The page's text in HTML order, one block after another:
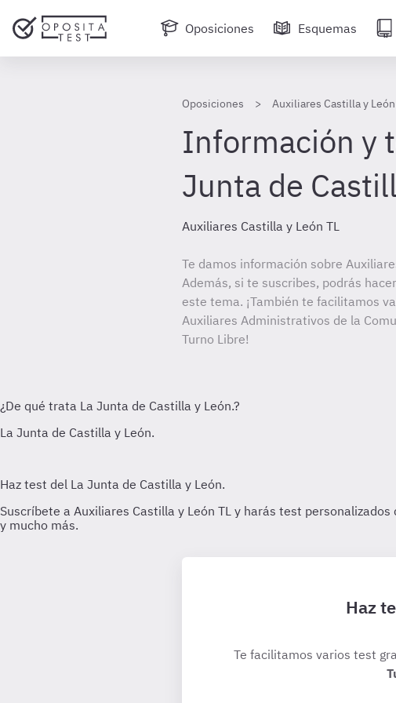
Oposiciones Esquemas
Oposiciones Auxiliares Castilla y
Información y
Junta de
Auxiliares Castilla y León TL
Te damos información sobre
Además, si te suscribes, podrás
este tema. ¡También te facilitamos
Auxiliares Administrativos de la
Turno Libre!
Haz
Te facilitamos varios test